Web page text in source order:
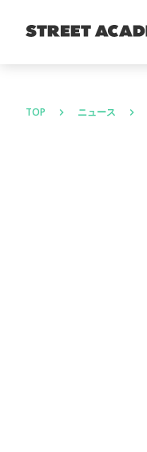
TOP keyboard_arrow_right ニュース keyboard_arrow_right